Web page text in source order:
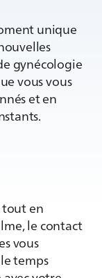
unique
gynécologie
vous vous
et en
tout en
le contact
vous
temps